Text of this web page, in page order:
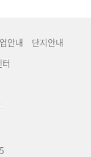
안내
단지안내